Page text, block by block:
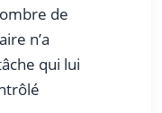
de
n’a
qui lui